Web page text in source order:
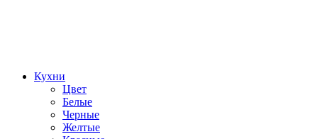
Кухни
Цвет
Белые
Черные
Желтые